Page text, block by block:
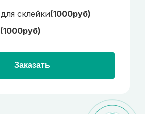
склейки(1000руб)
(1000руб)
Заказать